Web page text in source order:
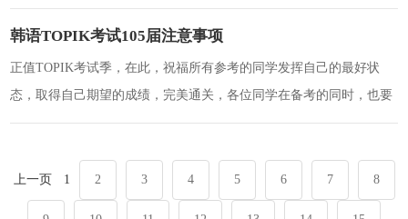
日语能力证明。该规定适用于翻译、酒店前台
韩语TOPIK考试105届注意事项
正值TOPIK考试季，在此，祝福所有参考的同学发挥自己的最好状
态，取得自己期望的成绩，完美通关，各位同学在备考的同时，也要
做好考前准备，确保顺利完成考试！TOP
上一页 1 2 3 4 5 6 7 8